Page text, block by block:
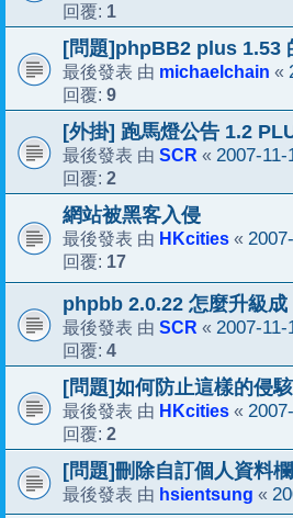
回覆: 1
[問題]phpBB2 plus 1.53
最後發表 由 michaelchain «
回覆: 9
[外掛] 跑馬燈公告 1.2
最後發表 由 SCR « 2007-11-
回覆: 2
網站被黑客入侵
最後發表 由 HKcities «
回覆: 17
phpbb 2.0.22 怎麼升級
最後發表 由 SCR « 2007-11-
回覆: 4
[問題]如何防止這樣的侵駭
最後發表 由 HKcities «
回覆: 2
[問題]刪除自訂個人資料
最後發表 由 hsientsung «